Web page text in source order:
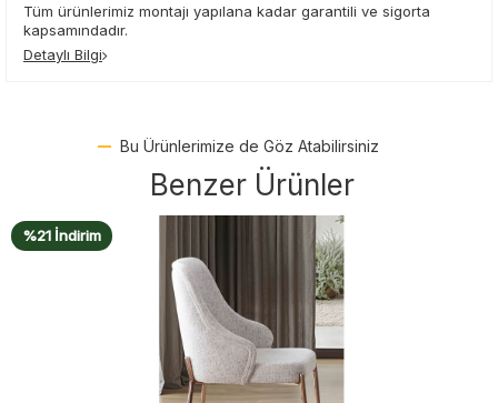
Tüm ürünlerimiz montajı yapılana kadar garantili ve sigorta
kapsamındadır.
Detaylı Bilgi
Bu Ürünlerimize de Göz Atabilirsiniz
Benzer Ürünler
%14 İndirim